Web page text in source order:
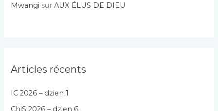
Mwangi surAUX ÉLUS DE DIEU
Articles récents
IC 2026 – dzien 1
ChiS 2026 – dzien 6